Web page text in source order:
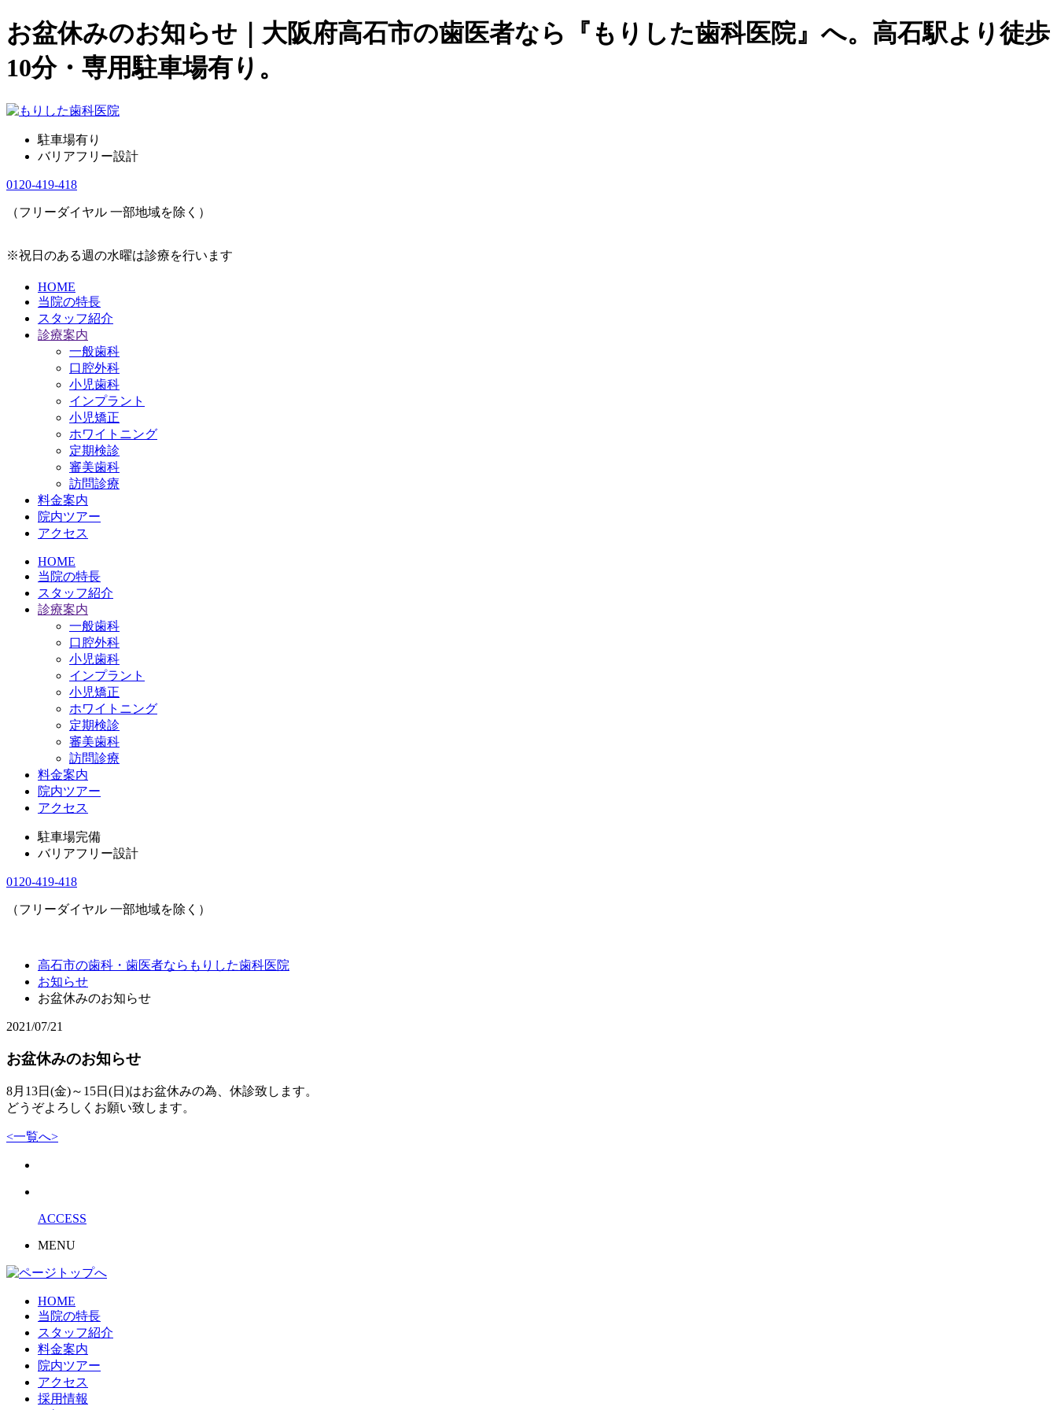
お盆休みのお知らせ｜大阪府高石市の歯医者なら『もりした歯科医院』へ。高石駅より徒歩
10分・専用駐車場有り。
駐車場有り
バリアフリー設計
0120-419-418
（フリーダイヤル 一部地域を除く）
※祝日のある週の水曜は診療を行います
HOME
当院の特長
スタッフ紹介
診療案内
一般歯科
口腔外科
小児歯科
インプラント
小児矯正
ホワイトニング
定期検診
審美歯科
訪問診療
料金案内
院内ツアー
アクセス
HOME
当院の特長
スタッフ紹介
診療案内
一般歯科
口腔外科
小児歯科
インプラント
小児矯正
ホワイトニング
定期検診
審美歯科
訪問診療
料金案内
院内ツアー
アクセス
駐車場完備
バリアフリー設計
0120-419-418
（フリーダイヤル 一部地域を除く）
高石市の歯科・歯医者ならもりした歯科医院
お知らせ
お盆休みのお知らせ
2021/07/21
お盆休みのお知らせ
8月13日(金)～15日(日)はお盆休みの為、休診致します。
どうぞよろしくお願い致します。
<一覧へ>
ACCESS
MENU
HOME
当院の特長
スタッフ紹介
料金案内
院内ツアー
アクセス
採用情報